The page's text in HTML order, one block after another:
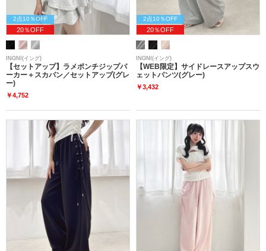
2点10％OFF
20％OFF
INGNI(イング)
【セットアップ】ラメポンチジップパ
ーカー＋スカパン／セットアップ(グレ
ー)
￥4,752
2点10％OFF
20％OFF
INGNI(イング)
【WEB限定】サイドレースアップスウ
ェットパンツ(グレー)
￥3,432